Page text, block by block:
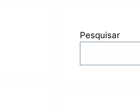
Pesquisar